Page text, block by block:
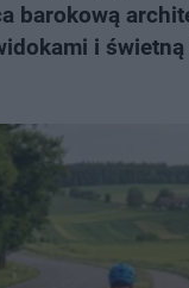
barokową
i